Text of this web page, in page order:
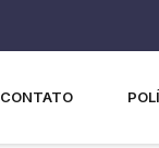
CONTATO